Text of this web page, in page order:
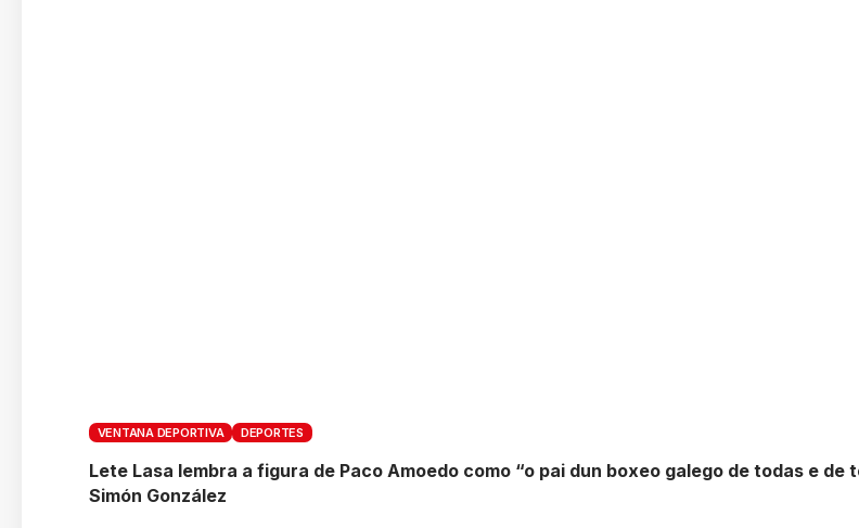
VENTANA DEPORTIVA DEPORTES
Lete Lasa lembra a figura de Paco Amoedo como “o pai dun boxeo galego de todas e
Simón González